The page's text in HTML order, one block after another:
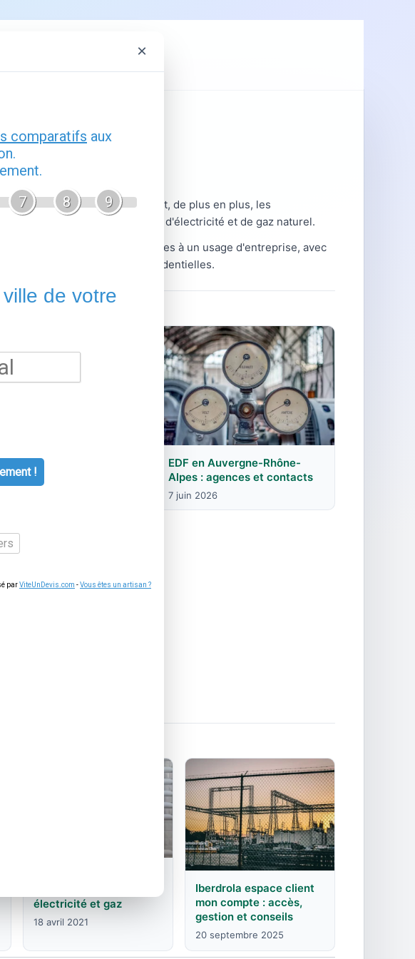
Demenagement GRDF
dans le pétrole, le gaz et, de plus en plus, les
il propose des offres d'électricité et de gaz naturel.
d'électricité et de gaz adaptées à un usage d'entreprise, avec
distinctes des offres résidentielles.
: agences, offres et
par commune
EDF en Auvergne-Rhône-
Alpes : agences et contacts
7 juin 2026
électricité et gaz
18 avril 2021
Iberdrola espace client
mon compte : accès,
gestion et conseils
20 septembre 2025
×